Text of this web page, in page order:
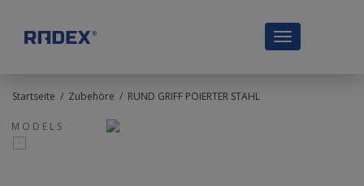
Toggle
Startseite / Zubehöre / RUND GRIFF POIERTER STAHL
M O D E L S